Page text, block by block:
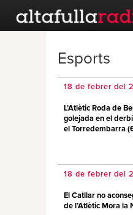
Esports
18 de febrer del
L’Atlètic Roda de
golejada en el
el Torredembarra
18 de febrer del
El Catllar no
de l’Atlètic Mora la